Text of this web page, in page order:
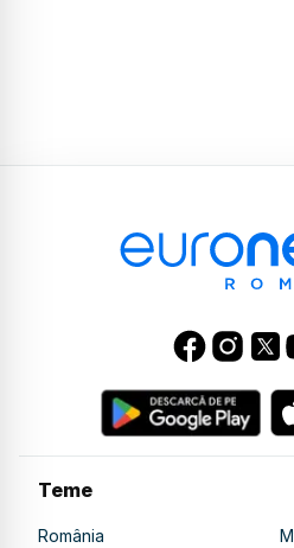
Teme
România